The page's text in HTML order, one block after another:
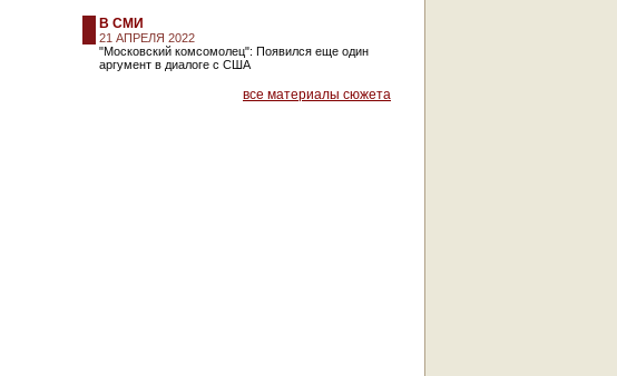
В СМИ
21 АПРЕЛЯ 2022
"Московский комсомолец": Появился еще один
аргумент в диалоге с США
все материалы сюжета